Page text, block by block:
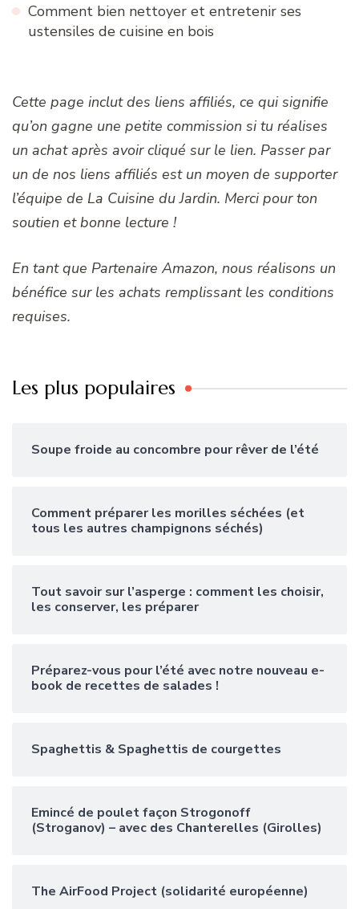
Comment bien nettoyer et entretenir ses
ustensiles de cuisine en bois
Cette page inclut des liens affiliés, ce qui signifie
qu’on gagne une petite commission si tu réalises
un achat après avoir cliqué sur le lien. Passer par
un de nos liens affiliés est un moyen de supporter
l’équipe de La Cuisine du Jardin. Merci pour ton
soutien et bonne lecture !
En tant que Partenaire Amazon, nous réalisons un
bénéfice sur les achats remplissant les conditions
requises.
Les plus populaires
Soupe froide au concombre pour rêver de l’été
Comment préparer les morilles séchées (et
tous les autres champignons séchés)
Tout savoir sur l’asperge : comment les choisir,
les conserver, les préparer
Préparez-vous pour l’été avec notre nouveau e-
book de recettes de salades !
Spaghettis & Spaghettis de courgettes
Emincé de poulet façon Strogonoff
(Stroganov) – avec des Chanterelles (Girolles)
The AirFood Project (solidarité européenne)